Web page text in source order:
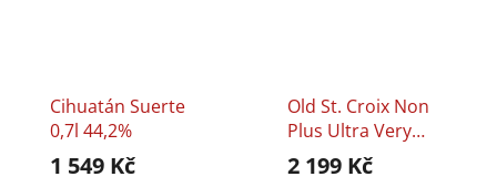
Cihuatán Suerte
0,7l 44,2%
1 549 Kč
Old St. Croix Non
Plus Ultra Very
Rare 0,7l 42%
2 199 Kč